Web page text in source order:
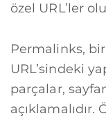
özel URL’ler
Permalinks, bir
URL’sindeki
parçalar,
açıklamalıdır.